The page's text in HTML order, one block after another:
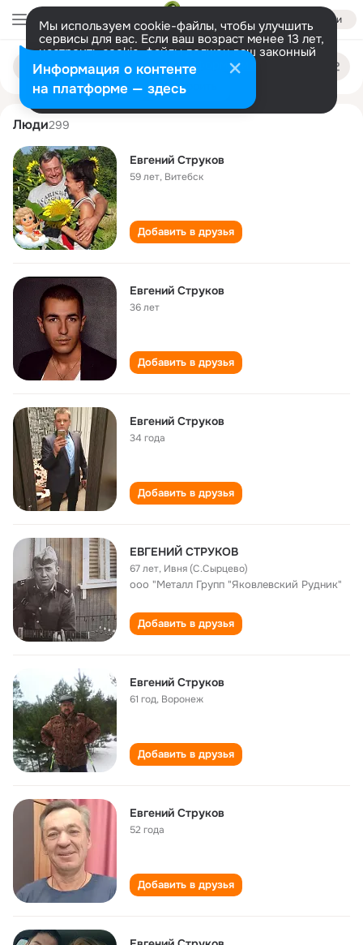
Войти
Мы используем cookie-файлы, чтобы улучшить
сервисы для вас. Если ваш возраст менее 13 лет,
настроить cookie-файлы должен ваш законный
представитель. Больше информации
Разрешить все Настроить
Поиск
людям
evgeniy strukov
Люди299
Евгений Струков
59 лет, Витебск
Добавить в друзья
Евгений Струков
36 лет
Добавить в друзья
Евгений Струков
34 года
Добавить в друзья
ЕВГЕНИЙ СТРУКОВ
67 лет, Ивня (С.Сырцево)
ооо "Металл Групп "Яковлевский Рудник"
Добавить в друзья
Евгений Струков
61 год, Воронеж
Добавить в друзья
Евгений Струков
52 года
Добавить в друзья
Информация о контенте
на платформе — здесь